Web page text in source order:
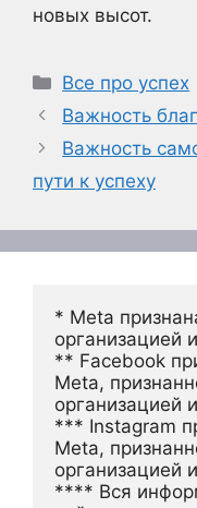
новых высот.
Рубрики
Все про успех
Важность
Важность
пути к успеху
* Meta
организацией
** Facebook
Meta,
организацией
*** Instagram
Meta,
организацией
**** Вся